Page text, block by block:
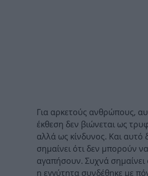
Για αρκετούς ανθρώπους,
έκθεση δεν βιώνεται ως
αλλά ως κίνδυνος. Και αυτό
σημαίνει ότι δεν μπορούν να
αγαπήσουν. Συχνά σημαίνει
η εγγύτητα συνδέθηκε με